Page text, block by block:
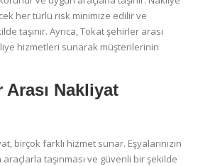
her türlü risk minimize edilir ve
taşınır. Ayrıca, Tokat şehirler arası
hizmetleri sunarak müşterilerinin
Nakliyat
birçok farklı hizmet sunar. Eşyalarınızın
taşınması ve güvenli bir şekilde